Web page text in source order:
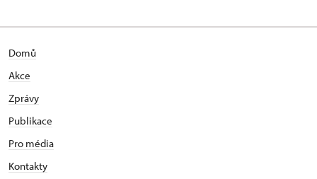
Domů
Akce
Zprávy
Publikace
Pro média
Kontakty